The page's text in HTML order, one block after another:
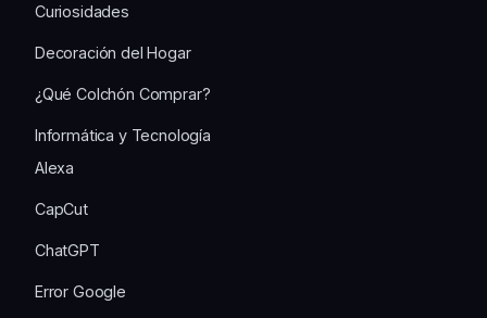
Curiosidades
Decoración del Hogar
¿Qué Colchón Comprar?
Informática y Tecnología
Alexa
CapCut
ChatGPT
Error Google